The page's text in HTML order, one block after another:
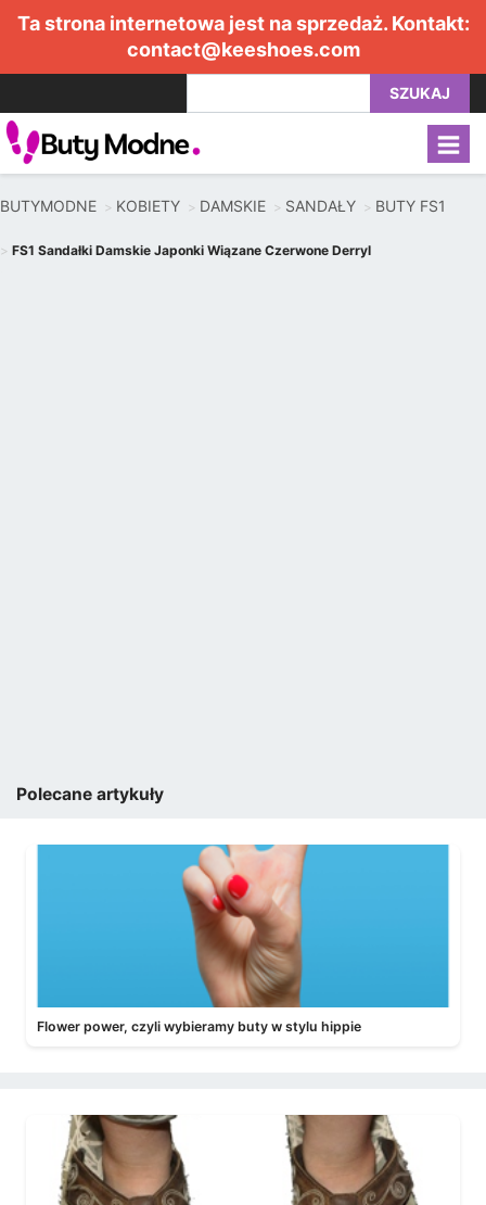
Ta strona internetowa jest na sprzedaż. Kontakt:
contact@keeshoes.com
SZUKAJ
BUTYMODNE KOBIETY DAMSKIE SANDAŁY BUTY FS1
FS1 Sandałki Damskie Japonki Wiązane Czerwone Derryl
Polecane artykuły
Flower power, czyli wybieramy buty w stylu hippie